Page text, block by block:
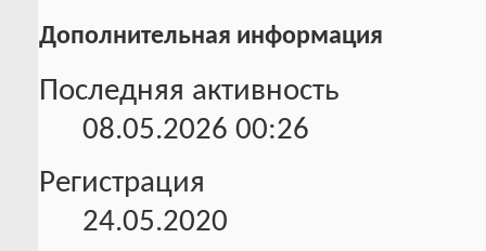
Дополнительная информация
Последняя активность
08.05.2026 00:26
Регистрация
24.05.2020